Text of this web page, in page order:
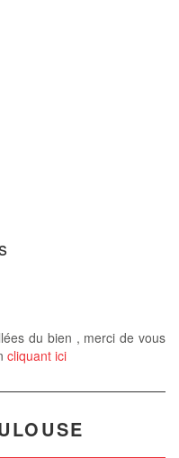
du bien , merci de vous
cliquant ici